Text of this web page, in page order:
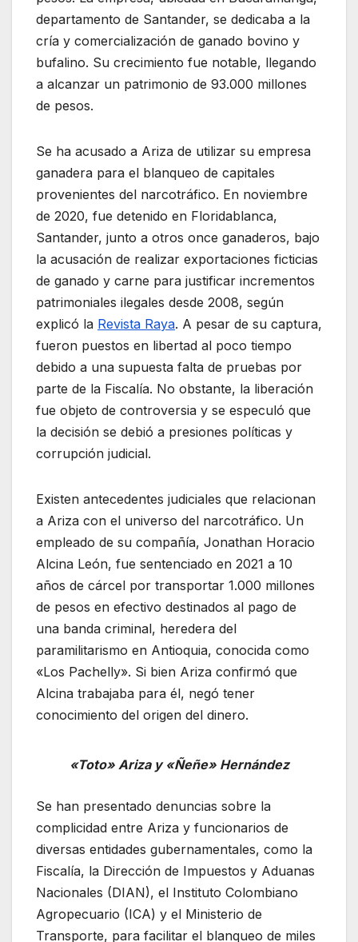
departamento de Santander, se dedicaba a la
cría y comercialización de ganado bovino y
bufalino. Su crecimiento fue notable, llegando
a alcanzar un patrimonio de 93.000 millones
de pesos.
Se ha acusado a Ariza de utilizar su empresa
ganadera para el blanqueo de capitales
provenientes del narcotráfico. En noviembre
de 2020, fue detenido en Floridablanca,
Santander, junto a otros once ganaderos, bajo
la acusación de realizar exportaciones ficticias
de ganado y carne para justificar incrementos
patrimoniales ilegales desde 2008, según
explicó la Revista Raya. A pesar de su captura,
fueron puestos en libertad al poco tiempo
debido a una supuesta falta de pruebas por
parte de la Fiscalía. No obstante, la liberación
fue objeto de controversia y se especuló que
la decisión se debió a presiones políticas y
corrupción judicial.
Existen antecedentes judiciales que relacionan
a Ariza con el universo del narcotráfico. Un
empleado de su compañía, Jonathan Horacio
Alcina León, fue sentenciado en 2021 a 10
años de cárcel por transportar 1.000 millones
de pesos en efectivo destinados al pago de
una banda criminal, heredera del
paramilitarismo en Antioquia, conocida como
«Los Pachelly». Si bien Ariza confirmó que
Alcina trabajaba para él, negó tener
conocimiento del origen del dinero.
«Toto» Ariza y «Ñeñe» Hernández
Se han presentado denuncias sobre la
complicidad entre Ariza y funcionarios de
diversas entidades gubernamentales, como la
Fiscalía, la Dirección de Impuestos y Aduanas
Nacionales (DIAN), el Instituto Colombiano
Agropecuario (ICA) y el Ministerio de
Transporte, para facilitar el blanqueo de miles